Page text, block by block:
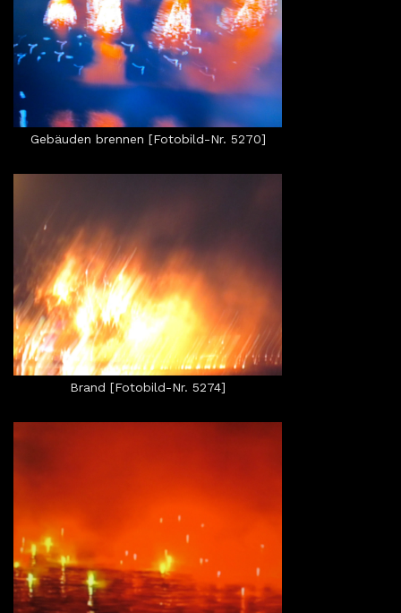
Gebäuden brennen [Fotobild-Nr. 5270]
Brand [Fotobild-Nr. 5274]